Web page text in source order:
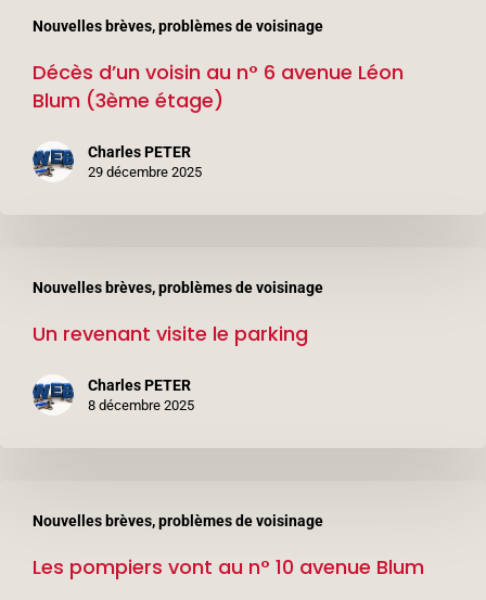
Nouvelles brèves, problèmes de voisinage
d’un
voisin
Blum
Décès d’un voisin au n° 6 avenue Léon
Blum (3ème étage)
Charles PETER
29 décembre 2025
Nouvelles brèves, problèmes de voisinage
revenant
visite
parking
Un revenant visite le parking
Charles PETER
8 décembre 2025
Nouvelles brèves, problèmes de voisinage
pompiers
vontLes pompiers vont au n° 10 avenue Blum